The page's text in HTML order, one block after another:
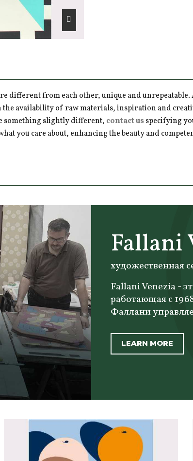
different from each other, unique and
availability of raw materials, inspiration and
something slightly different, contact usspecifying
you care about, enhancing the beauty and
Fallani
художественная
Fallani Venezia -
работающая с
Фаллани
LEARN MORE